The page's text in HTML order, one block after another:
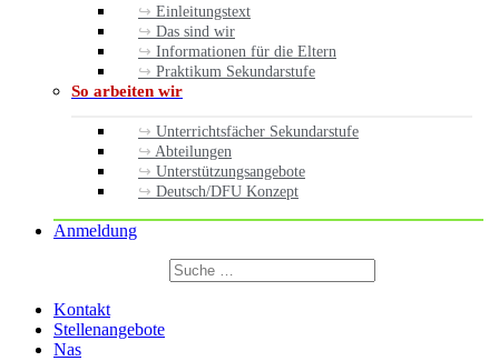
Einleitungstext
Das sind wir
Informationen für die Eltern
Praktikum Sekundarstufe
So arbeiten wir
Unterrichtsfächer Sekundarstufe
Abteilungen
Unterstützungsangebote
Deutsch/DFU Konzept
Anmeldung
Suchen
nach:
Kontakt
Stellenangebote
Nas